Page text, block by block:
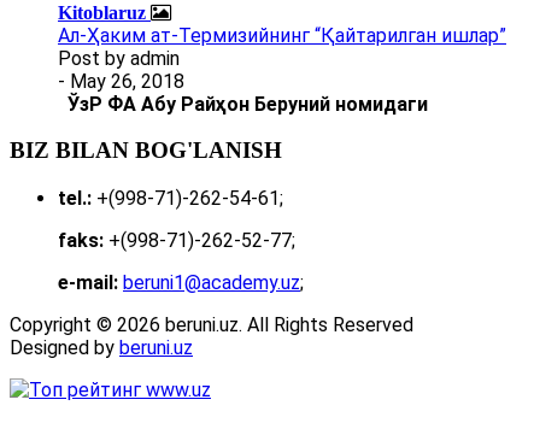
Kitoblaruz
Ал-Ҳаким ат-Термизийнинг “Қайтарилган ишлар”
Post by admin
- May 26, 2018
ЎзР ФА Абу Райҳон Беруний номидаги
BIZ BILAN BOG'LANISH
tel.: +(998-71)-262-54-61;
faks: +(998-71)-262-52-77;
e-mail: beruni1@academy.uz;
Copyright © 2026 beruni.uz. All Rights Reserved
Designed by beruni.uz